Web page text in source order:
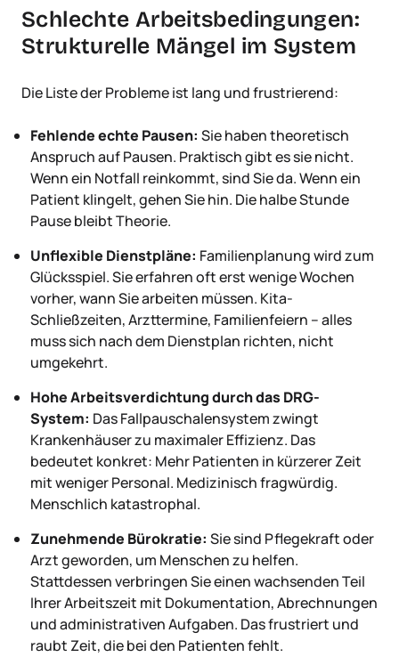
Schlechte Arbeitsbedingungen:
Strukturelle Mängel im System
Die Liste der Probleme ist lang und frustrierend:
Fehlende echte Pausen: Sie haben theoretisch
Anspruch auf Pausen. Praktisch gibt es sie nicht.
Wenn ein Notfall reinkommt, sind Sie da. Wenn ein
Patient klingelt, gehen Sie hin. Die halbe Stunde
Pause bleibt Theorie.
Unflexible Dienstpläne: Familienplanung wird zum
Glücksspiel. Sie erfahren oft erst wenige Wochen
vorher, wann Sie arbeiten müssen. Kita-
Schließzeiten, Arzttermine, Familienfeiern – alles
muss sich nach dem Dienstplan richten, nicht
umgekehrt.
Hohe Arbeitsverdichtung durch das DRG-
System: Das Fallpauschalensystem zwingt
Krankenhäuser zu maximaler Effizienz. Das
bedeutet konkret: Mehr Patienten in kürzerer Zeit
mit weniger Personal. Medizinisch fragwürdig.
Menschlich katastrophal.
Zunehmende Bürokratie: Sie sind Pflegekraft oder
Arzt geworden, um Menschen zu helfen.
Stattdessen verbringen Sie einen wachsenden Teil
Ihrer Arbeitszeit mit Dokumentation, Abrechnungen
und administrativen Aufgaben. Das frustriert und
raubt Zeit, die bei den Patienten fehlt.